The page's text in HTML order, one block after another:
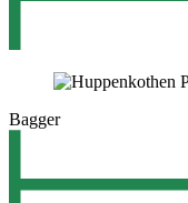
Bagger